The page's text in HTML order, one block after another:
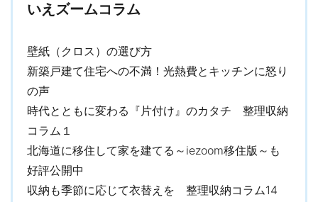
いえズームコラム
壁紙（クロス）の選び方
新築戸建て住宅への不満！光熱費とキッチンに怒り
の声
時代とともに変わる『片付け』のカタチ 整理収納
コラム１
北海道に移住して家を建てる～iezoom移住版～も
好評公開中
収納も季節に応じて衣替えを 整理収納コラム14